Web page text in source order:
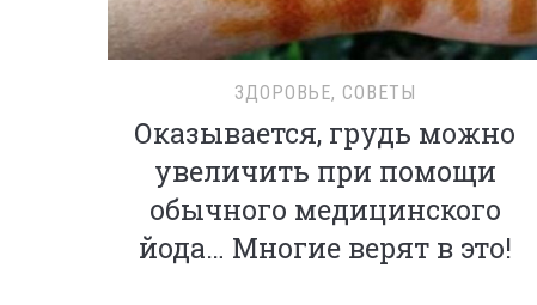
ЗДОРОВЬЕ, СОВЕТЫ
Оказывается, грудь можно
увеличить при помощи
обычного медицинского
йода… Многие верят в это!